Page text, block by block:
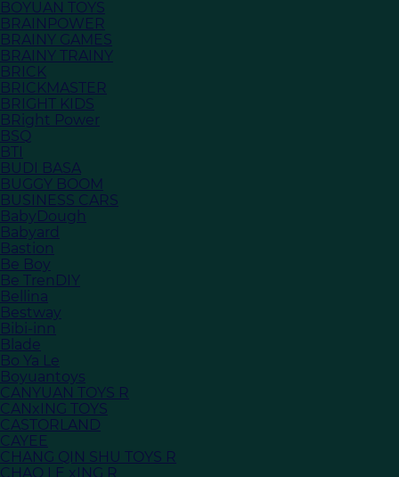
BOYUAN TOYS
BRAINPOWER
BRAINY GAMES
BRAINY TRAINY
BRICK
BRICKMASTER
BRIGHT KIDS
BRight Power
BSQ
BTI
BUDI BASA
BUGGY BOOM
BUSINESS CARS
BabyDough
Babyard
Bastion
Be Boy
Be TrenDIY
Bellina
Bestway
Bibi-inn
Blade
Bo Ya Le
Boyuantoys
CANYUAN TOYS R
CANxING TOYS
CASTORLAND
CAYEE
CHANG QIN SHU TOYS R
CHAO LE xING R